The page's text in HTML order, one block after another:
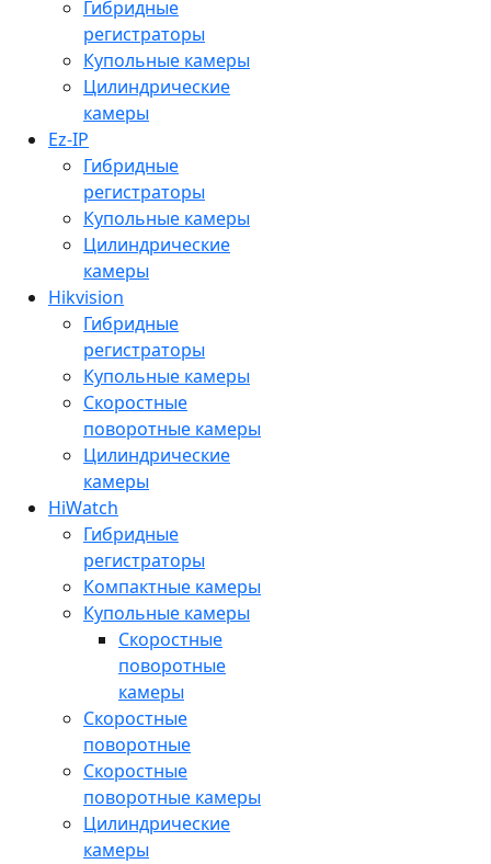
Гибридные
регистраторы
Купольные камеры
Цилиндрические
камеры
Ez-IP
Гибридные
регистраторы
Купольные камеры
Цилиндрические
камеры
Hikvision
Гибридные
регистраторы
Купольные камеры
Скоростные
поворотные камеры
Цилиндрические
камеры
HiWatch
Гибридные
регистраторы
Компактные камеры
Купольные камеры
Скоростные
поворотные
камеры
Скоростные
поворотные
Скоростные
поворотные камеры
Цилиндрические
камеры